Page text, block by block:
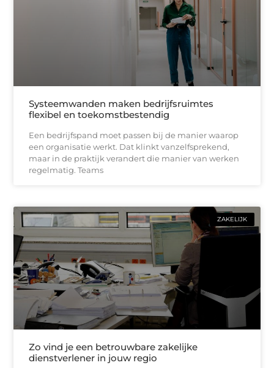
Systeemwanden maken bedrijfsruimtes
flexibel en toekomstbestendig
Een bedrijfspand moet passen bij de manier waarop
een organisatie werkt. Dat klinkt vanzelfsprekend,
maar in de praktijk verandert die manier van werken
regelmatig. Teams
ZAKELIJK
Zo vind je een betrouwbare zakelijke
dienstverlener in jouw regio